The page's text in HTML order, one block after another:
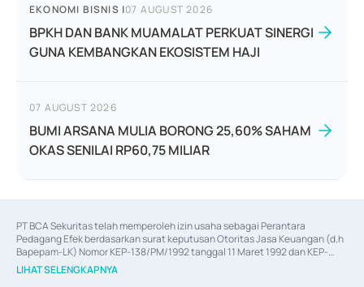
EKONOMI BISNIS |07 AUGUST 2026
BPKH DAN BANK MUAMALAT PERKUAT SINERGI
GUNA KEMBANGKAN EKOSISTEM HAJI
07 AUGUST 2026
BUMI ARSANA MULIA BORONG 25,60% SAHAM
OKAS SENILAI RP60,75 MILIAR
PT BCA Sekuritas telah memperoleh izin usaha sebagai Perantara
Pedagang Efek berdasarkan surat keputusan Otoritas Jasa Keuangan (d.h
Bapepam-LK) Nomor KEP-138/PM/1992 tanggal 11 Maret 1992 dan KEP-
06/D.04/2014 tanggal 28 Februari 2014, izin usaha sebagai Penjamin Emisi
Efek berdasarkan surat keputusan Otoritas Jasa Keuangan Nomor KEP-
LIHAT SELENGKAPNYA